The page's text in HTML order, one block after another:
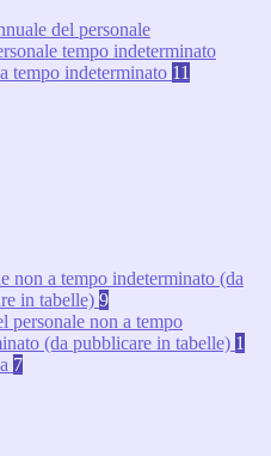
del personale
tempo indeterminato
tempo indeterminato 11
non a tempo indeterminato (da
in tabelle) 9
personale non a tempo
(da pubblicare in tabelle) 1
7